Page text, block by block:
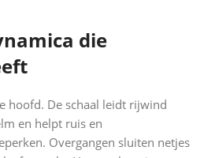
die
hoofd. De schaal leidt rijwind
en helpt ruis en
Overgangen sluiten netjes